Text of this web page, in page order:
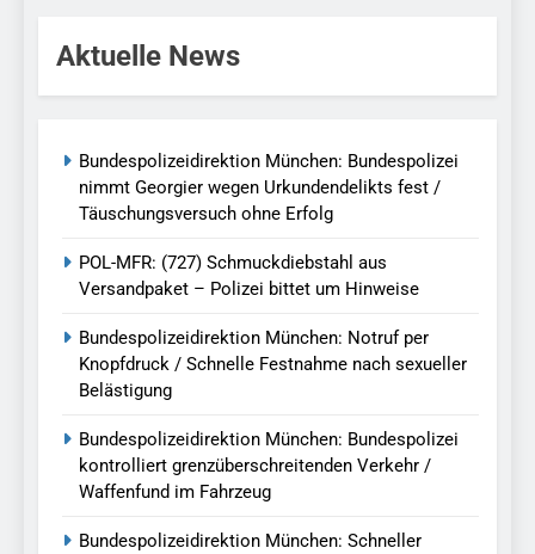
Aktuelle News
Bundespolizeidirektion München: Bundespolizei
nimmt Georgier wegen Urkundendelikts fest /
Täuschungsversuch ohne Erfolg
POL-MFR: (727) Schmuckdiebstahl aus
Versandpaket – Polizei bittet um Hinweise
Bundespolizeidirektion München: Notruf per
Knopfdruck / Schnelle Festnahme nach sexueller
Belästigung
Bundespolizeidirektion München: Bundespolizei
kontrolliert grenzüberschreitenden Verkehr /
Waffenfund im Fahrzeug
Bundespolizeidirektion München: Schneller